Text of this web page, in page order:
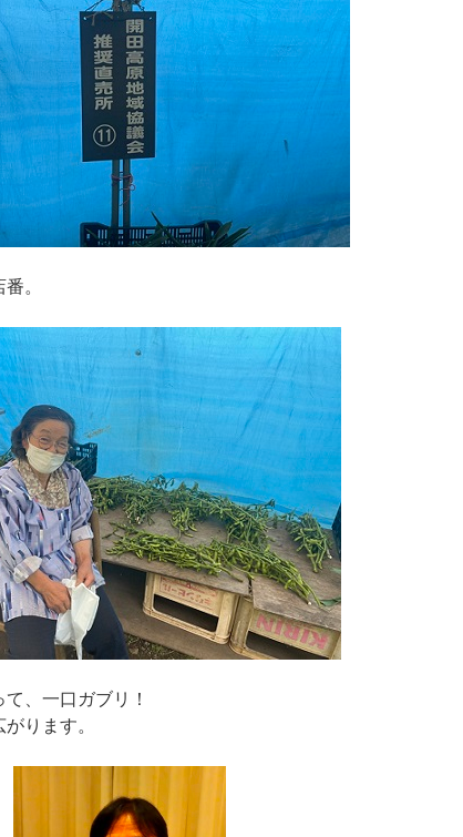
。
、一口ガブリ！
ります。